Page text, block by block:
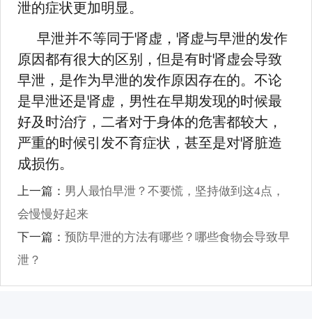
泄的症状更加明显。
早泄并不等同于肾虚，肾虚与早泄的发作
原因都有很大的区别，但是有时肾虚会导致
早泄，是作为早泄的发作原因存在的。不论
是早泄还是肾虚，男性在早期发现的时候最
好及时治疗，二者对于身体的危害都较大，
严重的时候引发不育症状，甚至是对肾脏造
成损伤。
上一篇： 男人最怕早泄？不要慌，坚持做到这4点，
会慢慢好起来
下一篇：预防早泄的方法有哪些？哪些食物会导致早
泄？